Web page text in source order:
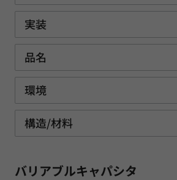
実装
品名
環境
構造/材料
バリアブルキャパシタ